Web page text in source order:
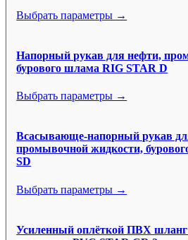
Выбрать параметры →
Напорный рукав для нефти,
бурового шлама RIG STAR D
Выбрать параметры →
Всасывающе-напорный рукав
промывочной жидкости,
SD
Выбрать параметры →
Усиленный оплёткой ПВХ